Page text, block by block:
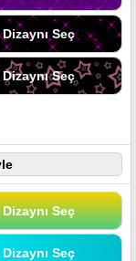
Seç
Seç
Seç
Seç